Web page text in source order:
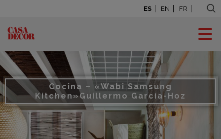
ES EN FR
Cocina – «Wabi Samsung
Kitchen»Guillermo García-Hoz